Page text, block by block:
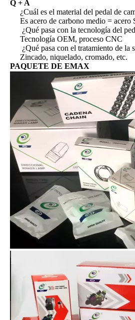
Piezas de la motocicleta Pedal de arranque de motocicleta para AT110
Piezas de la motocicleta Pedal de freno de la motocicleta para AT110
Q + A
¿Cuál es el material del pedal de
Es acero de carbono medio = acero
¿Qué pasa con la tecnología del
Tecnología OEM, proceso CNC
¿Qué pasa con el tratamiento de la
Zincado, niquelado, cromado, etc.
PAQUETE DE EMAX